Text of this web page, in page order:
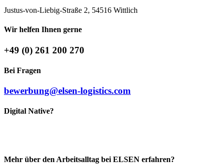
Justus-von-Liebig-Straße 2, 54516 Wittlich
Wir helfen Ihnen gerne
+49 (0) 261 200 270
Bei Fragen
bewerbung@elsen-logistics.com
Digital Native?
Mehr über den Arbeitsalltag bei ELSEN erfahren?